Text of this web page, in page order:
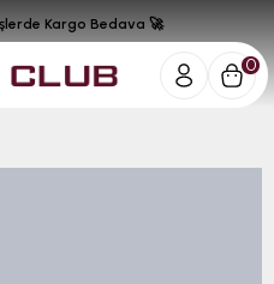
0
Kargo Bedava 🚀